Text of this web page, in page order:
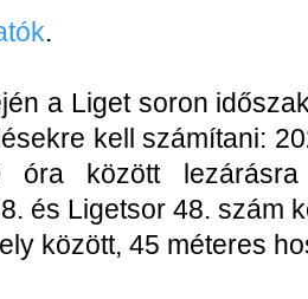
.
a Liget soron
kell számítani:
óra között
és Ligetsor 48. szám
között, 45 méteres